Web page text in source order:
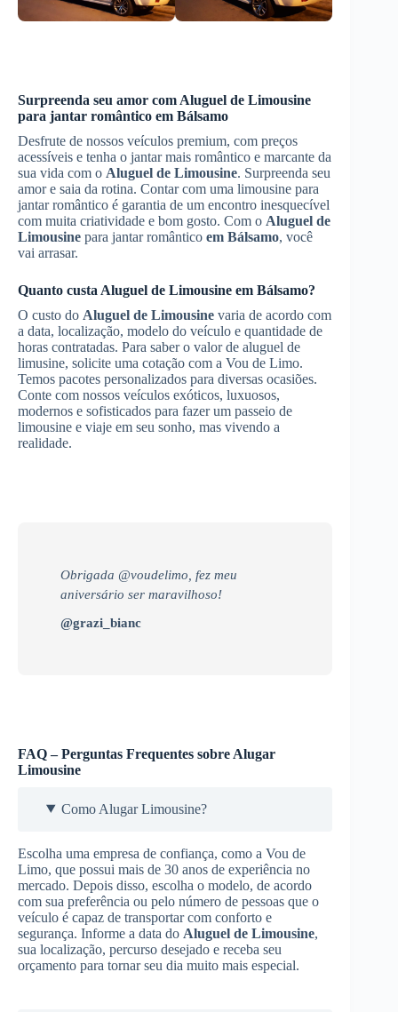
Surpreenda seu amor com Aluguel de Limousine
para jantar romântico em Bálsamo
Desfrute de nossos veículos premium, com preços
acessíveis e tenha o jantar mais romântico e marcante da
sua vida com o Aluguel de Limousine. Surpreenda seu
amor e saia da rotina. Contar com uma limousine para
jantar romântico é garantia de um encontro inesquecível
com muita criatividade e bom gosto. Com o Aluguel de
Limousine para jantar romântico em Bálsamo, você
vai arrasar.
Quanto custa Aluguel de Limousine em Bálsamo?
O custo do Aluguel de Limousine varia de acordo com
a data, localização, modelo do veículo e quantidade de
horas contratadas. Para saber o valor de aluguel de
limusine, solicite uma cotação com a Vou de Limo.
Temos pacotes personalizados para diversas ocasiões.
Conte com nossos veículos exóticos, luxuosos,
modernos e sofisticados para fazer um passeio de
limousine e viaje em seu sonho, mas vivendo a
realidade.
Obrigada @voudelimo, fez meu
aniversário ser maravilhoso!
@grazi_bianc
FAQ – Perguntas Frequentes sobre Alugar
Limousine
Como Alugar Limousine?
Escolha uma empresa de confiança, como a Vou de
Limo, que possui mais de 30 anos de experiência no
mercado. Depois disso, escolha o modelo, de acordo
com sua preferência ou pelo número de pessoas que o
veículo é capaz de transportar com conforto e
segurança. Informe a data do Aluguel de Limousine,
sua localização, percurso desejado e receba seu
orçamento para tornar seu dia muito mais especial.